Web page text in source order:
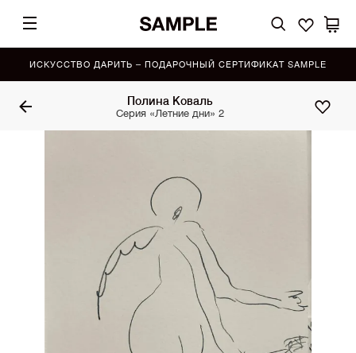
ИСКУССТВО ДАРИТЬ – ПОДАРОЧНЫЙ СЕРТИФИКАТ SAMPLE
Полина Коваль
Серия «Летние дни» 2